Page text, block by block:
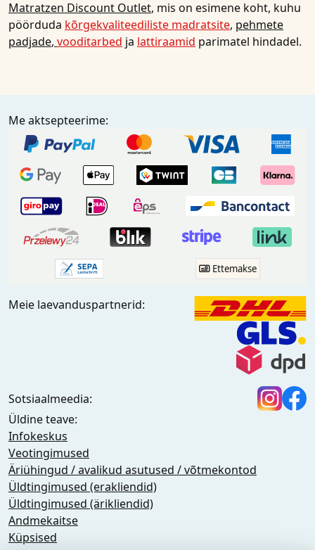
Matratzen Discount Outlet, mis on esimene koht, kuhu
pöörduda kõrgekvaliteediliste madratsite, pehmete
padjade, vooditarbed ja lattiraamid parimatel hindadel.
Me aktsepteerime:
Ettemakse
Meie laevanduspartnerid:
Sotsiaalmeedia:
Üldine teave:
Infokeskus
Veotingimused
Äriühingud / avalikud asutused / võtmekontod
Üldtingimused (erakliendid)
Üldtingimused (ärikliendid)
Andmekaitse
Küpsised